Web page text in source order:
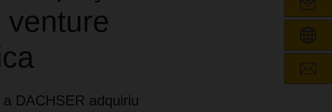
DACHSER adquiriu